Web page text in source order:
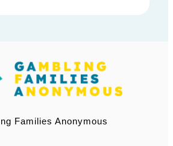
Families Anonymous